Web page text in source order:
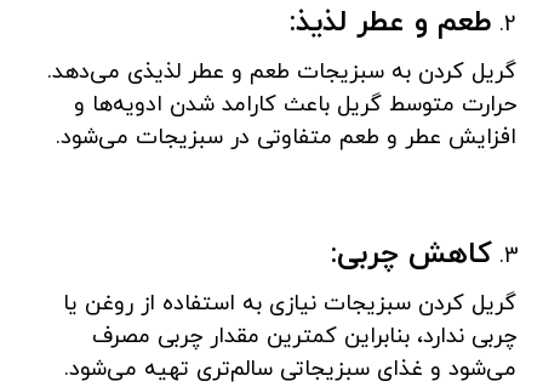
طعم و عطر لذیذ:
گریل کردن به سبزیجات طعم و عطر لذیذی می‌دهد.
حرارت متوسط گریل باعث کارامد شدن ادویه‌ها و
افزایش عطر و طعم متفاوتی در سبزیجات می‌شود.
کاهش چربی:
گریل کردن سبزیجات نیازی به استفاده از روغن یا
چربی ندارد، بنابراین کمترین مقدار چربی مصرف
می‌شود و غذای سبزیجاتی سالم‌تری تهیه می‌شود.